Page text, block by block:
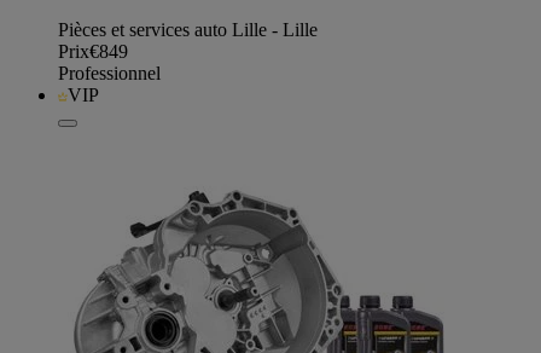
Pièces et services auto Lille - Lille
Prix€849
Professionnel
VIP